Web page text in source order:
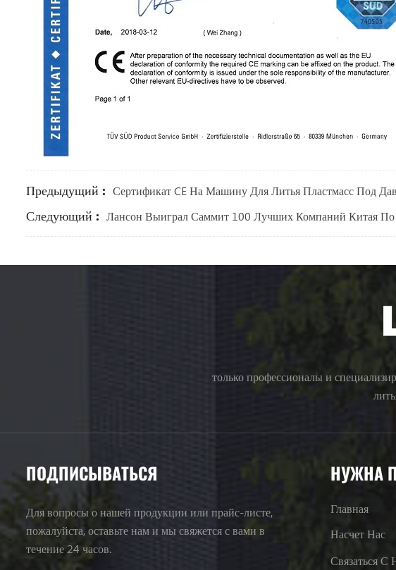
Предыдущий : Сертификат CE На Машину Для Литья Пластмасс Под
Следующий : Лансон Выиграл Саммит 100 Лучших Компаний Китая
только профессионалы и
ПОДПИСЫВАТЬСЯ
Для вопросы о нашей продукции или прайс-листе,
пожалуйста, оставьте нам и мы свяжется с вами в
течение 24 часов.
НУЖНА
Главная
Насчет Нас
Связаться С